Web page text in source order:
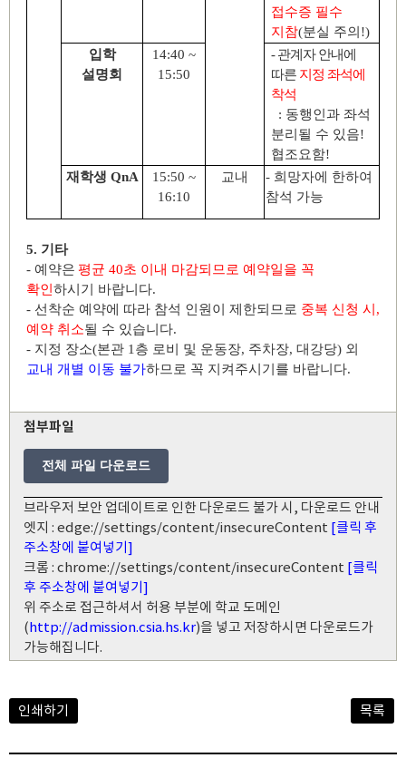
접수증 필수
지참(분실 주의 !)
입학
설명회
14:40 ~
15:50
-관계자 안내에
따른 지정 좌석에
착석
: 동행인과 좌석
분리될 수 있음!
협조요함!
재학생 QnA
15:50 ~
16:10
교내 - 희망자에 한하여
참석 가능
5. 기타
- 예약은 평균 40초 이내 마감되므로 예약일을 꼭
확인 하시기 바랍니다.
- 선착순 예약에 따라 참석 인원이 제한되므로 중복 신청 시 ,
예약 취소될 수 있습니다.
- 지정 장소(본관 1 층 로비 및 운동장, 주차장, 대강당) 외
교내 개별 이동 불가하므로 꼭 지켜주시기를 바랍니다.
첨부파일
전체 파일 다운로드
브라우저 보안 업데이트로 인한 다운로드 불가 시, 다운로드 안내
엣지 : edge://settings/content/insecureContent [클릭 후
주소창에 붙여넣기]
크롬 : chrome://settings/content/insecureContent [클릭
후 주소창에 붙여넣기]
위 주소로 접근하셔서 허용 부분에 학교 도메인
(http://admission.csia.hs.kr)을 넣고 저장하시면 다운로드가
가능해집니다.
인쇄하기 목록